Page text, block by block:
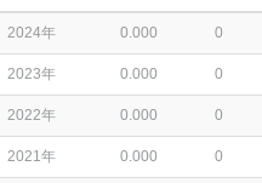
2024年 0.000 0
2023年 0.000 0
2022年 0.000 0
2021年 0.000 0